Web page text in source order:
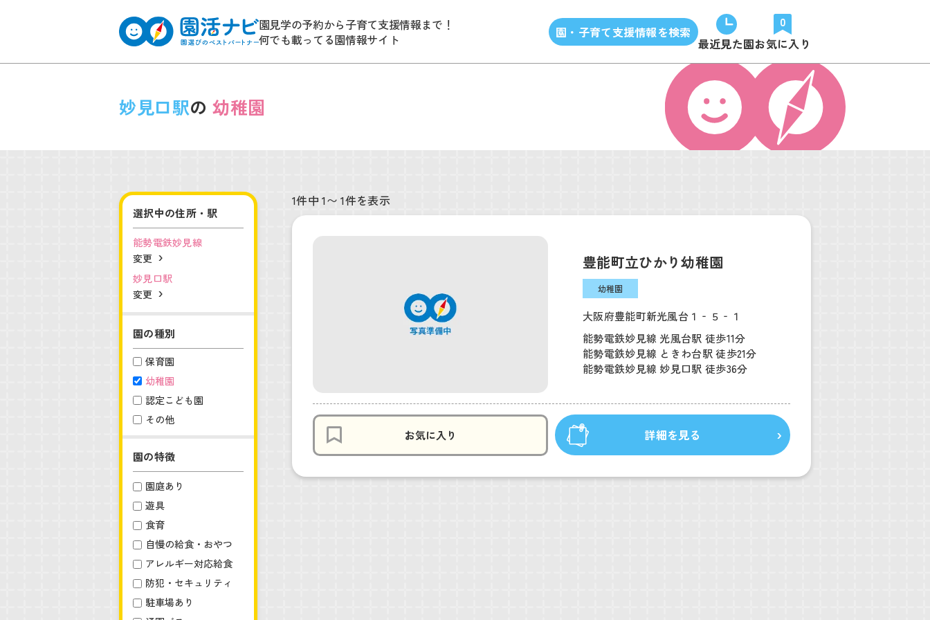
園見学の予約から子育て支援情報まで！
何でも載ってる園情報サイト
園・子育て支援情報を検索
最近見た園
0
お気に入り
妙見口駅の 幼稚園
選択中の住所・駅
能勢電鉄妙見線
変更
妙見口駅
変更
園の種別
保育園
幼稚園
認定こども園
その他
園の特徴
園庭あり
遊具
食育
自慢の給食・おやつ
アレルギー対応給食
防犯・セキュリティ
駐車場あり
1件中 1〜 1件を表示
豊能町立ひかり幼稚園
幼稚園
大阪府豊能町新光風台１‐５‐１
能勢電鉄妙見線 光風台駅 徒歩11分
能勢電鉄妙見線 ときわ台駅 徒歩21分
能勢電鉄妙見線 妙見口駅 徒歩36分
お気に入り 詳細を見る